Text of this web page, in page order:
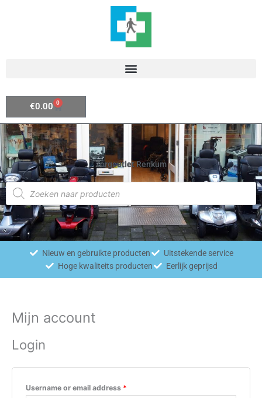
€0.00 0
Winkelwagen
Zorgoutlet Renkum
Producten
zoeken
Nieuw en gebruikte producten
Uitstekende service
Hoge kwaliteits producten
Eerlijk geprijsd
Mijn account
Login
Username or email address *